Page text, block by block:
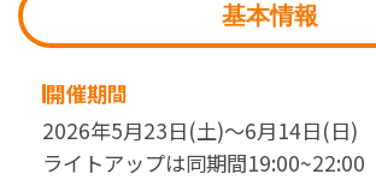
基本情報
開催期間
2026年5月23日(土)～6月14日(日)
ライトアップは同期間19:00~22:00